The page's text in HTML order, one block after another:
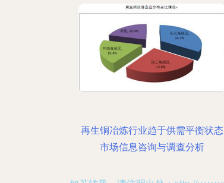
再生铜冶炼行业趋于供需平衡状态
市场信息咨询与调查分析